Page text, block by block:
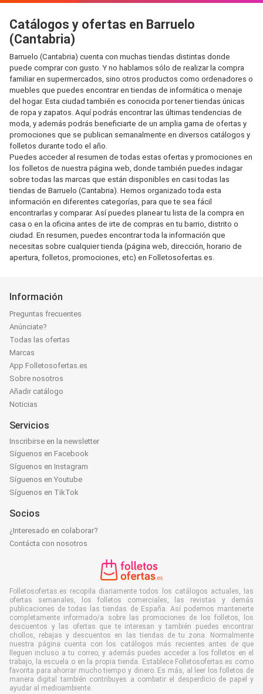
Catálogos y ofertas en Barruelo
(Cantabria)
Barruelo (Cantabria) cuenta con muchas tiendas distintas donde
puede comprar con gusto. Y no hablamos sólo de realizar la compra
familiar en supermercados, sino otros productos como ordenadores o
muebles que puedes encontrar en tiendas de informática o menaje
del hogar. Esta ciudad también es conocida por tener tiendas únicas
de ropa y zapatos. Aquí podrás encontrar las últimas tendencias de
moda, y además podrás beneficiarte de un amplia gama de ofertas y
promociones que se publican semanalmente en diversos catálogos y
folletos durante todo el año.
Puedes acceder al resumen de todas estas ofertas y promociones en
los folletos de nuestra página web, donde también puedes indagar
sobre todas las marcas que están disponibles en casi todas las
tiendas de Barruelo (Cantabria). Hemos organizado toda esta
información en diferentes categorías, para que te sea fácil
encontrarlas y comparar. Así puedes planear tu lista de la compra en
casa o en la oficina antes de irte de compras en tu barrio, distrito o
ciudad. En resumen, puedes encontrar toda la información que
necesitas sobre cualquier tienda (página web, dirección, horario de
apertura, folletos, promociones, etc) en Folletosofertas.es.
Información
Preguntas frecuentes
Anúnciate?
Todas las ofertas
Marcas
App Folletosofertas.es
Sobre nosotros
Añadir catálogo
Noticias
Servicios
Inscribirse en la newsletter
Síguenos en Facebook
Síguenos en Instagram
Síguenos en Youtube
Síguenos en TikTok
Socios
¿Interesado en colaborar?
Contácta con nosotros
Folletosofertas.es recopila diariamente todos los catálogos actuales, las
ofertas semanales, los folletos comerciales, las revistas y demás
publicaciones de todas las tiendas de España. Así podemos mantenerte
completamente informado/a sobre las promociones de los folletos, los
descuentos y las ofertas que te interesan y también puedes encontrar
chollos, rebajas y descuentos en las tiendas de tu zona. Normalmente
nuestra página cuenta con los catálogos más recientes antes de que
lleguen incluso a tu correo, y además puedes acceder a los folletos en el
trabajo, la escuela o en la propia tienda. Establece Folletosofertas.es como
favorita para ahorrar mucho tiempo y dinero. Es más, al leer los folletos de
manera digital también contribuyes a combatir el desperdicio de papel y
ayudar al medioambiente.